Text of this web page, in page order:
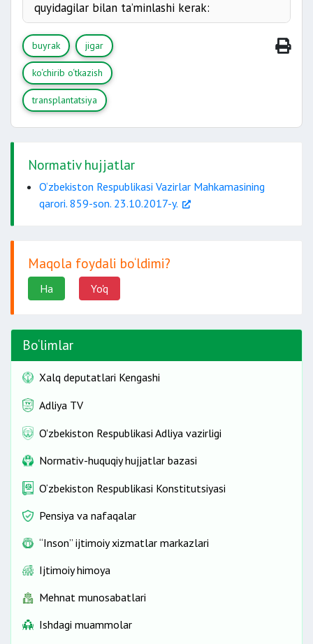
yuzaga kelishi haqida uni
ogohlantirish
roziligini olish;
mutaxassislarning xulosasini olishini
quyidagilar bilan ta’minlashi kerak:
davomida
dori vositalari bilan ta’minlash
buyrak jigar
ko‘chirib o‘tkazish
transplantatsiya
Normativ hujjatlar
O‘zbekiston Respublikasi Vazirlar Mahkamasining
qarori. 859-son. 23.10.2017-y.
Maqola foydali bo‘ldimi?
Ha Yo'q
Bo‘limlar
Xalq deputatlari Kengashi
Adliya TV
O'zbekiston Respublikasi Adliya vazirligi
Normativ-huquqiy hujjatlar bazasi
O‘zbekiston Respublikasi Konstitutsiyasi
Pensiya va nafaqalar
“Inson” ijtimoiy xizmatlar markazlari
Ijtimoiy himoya
Mehnat munosabatlari
Ishdagi muammolar